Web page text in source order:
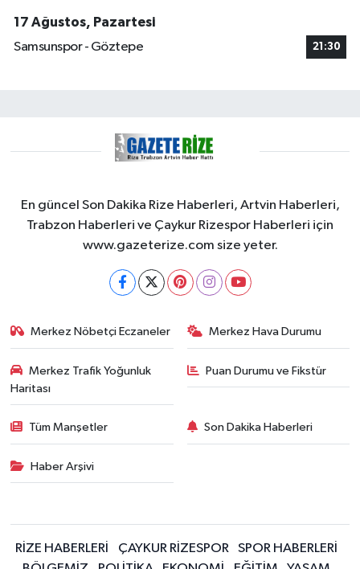
17 Ağustos, Pazartesi
Samsunspor - Göztepe
21:30
En güncel Son Dakika Rize Haberleri, Artvin Haberleri,
Trabzon Haberleri ve Çaykur Rizespor Haberleri için
www.gazeterize.com size yeter.
Merkez Nöbetçi Eczaneler Merkez Hava Durumu
Merkez Trafik Yoğunluk
Haritası
Puan Durumu ve Fikstür
Tüm Manşetler Son Dakika Haberleri
Haber Arşivi
RİZE HABERLERİ ÇAYKUR RİZESPOR
SPOR HABERLERİ